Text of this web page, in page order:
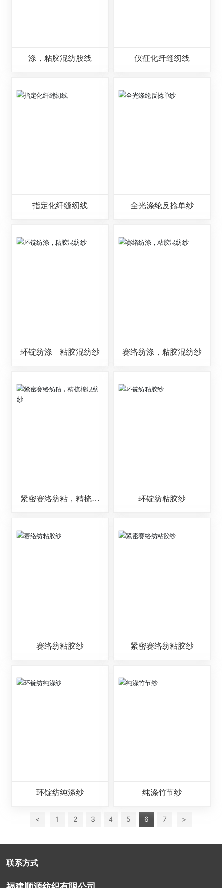
涤，粘胶混纺股线 仪征化纤缝纫线
指定化纤缝纫线 全光涤纶反捻单纱
环锭纺涤，粘胶混纺纱 赛络纺涤，粘胶混纺纱
紧密赛络纺粘，精梳棉
环锭纺粘胶纱
赛络纺粘胶纱 紧密赛络纺粘胶纱
环锭纺纯涤纱 纯涤竹节纱
< 1 2 3 4 5 6 7 >
联系方式